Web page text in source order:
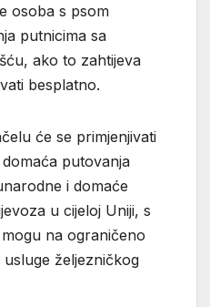
osoba s psom
putnicima sa
ako to zahtijeva
besplatno.
će se primjenjivati
putovanja
i domaće
u cijeloj Uniji, s
na ograničeno
željezničkog